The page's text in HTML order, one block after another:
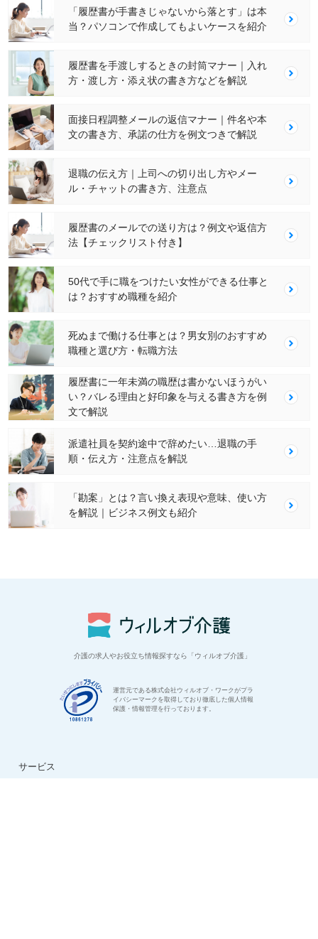
「履歴書が手書きじゃないから落とす」は本
当？パソコンで作成してもよいケースを紹介
履歴書を手渡しするときの封筒マナー｜入れ
方・渡し方・添え状の書き方などを解説
面接日程調整メールの返信マナー｜件名や本
文の書き方、承諾の仕方を例文つきで解説
退職の伝え方｜上司への切り出し方やメー
ル・チャットの書き方、注意点
履歴書のメールでの送り方は？例文や返信方
法【チェックリスト付き】
50代で手に職をつけたい女性ができる仕事と
は？おすすめ職種を紹介
死ぬまで働ける仕事とは？男女別のおすすめ
職種と選び方・転職方法
履歴書に一年未満の職歴は書かないほうがい
い？バレる理由と好印象を与える書き方を例
文で解説
派遣社員を契約途中で辞めたい…退職の手
順・伝え方・注意点を解説
「勘案」とは？言い換え表現や意味、使い方
を解説｜ビジネス例文も紹介
介護の求人やお役立ち情報探すなら「ウィルオブ介護」
運営元である株式会社ウィルオブ・ワークがプラ
イバシーマークを取得しており徹底した個人情報
保護・情報管理を行っております。
サービス